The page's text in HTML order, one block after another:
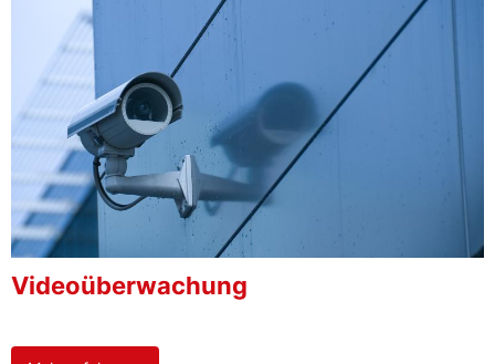
Videoüberwachung